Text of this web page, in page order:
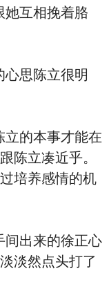
互相挽着胳
思陈立很明
的本事才能在
陈立凑近乎。
培养感情的机
出来的徐正心
淡然点头打了